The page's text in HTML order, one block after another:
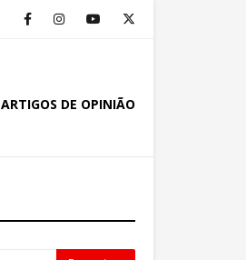
ARTIGOS DE OPINIÃO